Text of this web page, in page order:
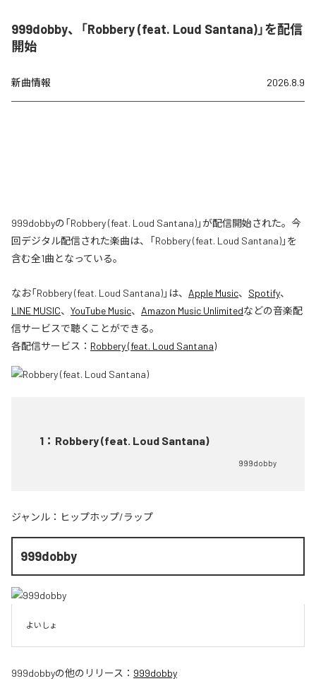
999dobby、「Robbery (feat. Loud Santana)」を配信
開始
新曲情報 2026.8.9
999dobbyの「Robbery (feat. Loud Santana)」が配信開始された。今
回デジタル配信された楽曲は、「Robbery (feat. Loud Santana)」を
含む全1曲となっている。
なお「Robbery (feat. Loud Santana)」は、 Apple Music、 Spotify、
LINE MUSIC、 YouTube Music、 Amazon Music Unlimitedなどの音楽配
信サービスで聴くことができる。
各配信サービス： Robbery (feat. Loud Santana)
1 ： Robbery (feat. Loud Santana)
999dobby
ジャンル： ヒップホップ/ラップ
999dobby
よいしょ
999dobbyの他のリリース： 999dobby